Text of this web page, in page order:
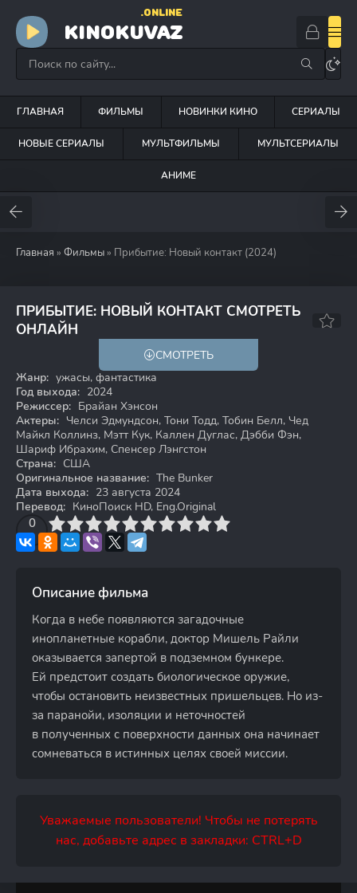
KINOKUVAZ
.ONLINE
ГЛАВНАЯ ФИЛЬМЫ НОВИНКИ КИНО СЕРИАЛЫ
НОВЫЕ СЕРИАЛЫ МУЛЬТФИЛЬМЫ МУЛЬТСЕРИАЛЫ
АНИМЕ
Главная » Фильмы » Прибытие: Новый контакт (2024)
ПРИБЫТИЕ: НОВЫЙ КОНТАКТ СМОТРЕТЬ
ОНЛАЙН
СМОТРЕТЬ
Жанр: ужасы, фантастика
Год выхода: 2024
Режиссер: Брайан Хэнсон
Актеры: Челси Эдмундсон, Тони Тодд, Тобин Белл, Чед
Майкл Коллинз, Мэтт Кук, Каллен Дуглас, Дэбби Фэн,
Шариф Ибрахим, Спенсер Лэнгстон
Страна: США
Оригинальное название: The Bunker
Дата выхода: 23 августа 2024
Перевод: КиноПоиск HD, Eng.Original
0
4 6 7 8 9 10
Описание фильма
Когда в небе появляются загадочные
инопланетные корабли, доктор Мишель Райли
оказывается запертой в подземном бункере.
Ей предстоит создать биологическое оружие,
чтобы остановить неизвестных пришельцев. Но из-
за паранойи, изоляции и неточностей
в полученных с поверхности данных она начинает
сомневаться в истинных целях своей миссии.
Уважаемые пользователи! Чтобы не потерять
нас, добавьте адрес в закладки: CTRL+D